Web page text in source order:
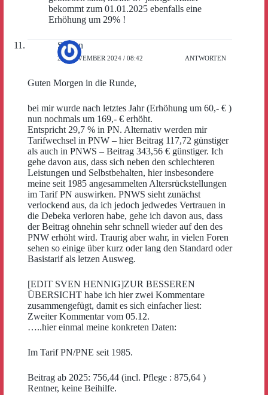
bekommt zum 01.01.2025 ebenfalls eine
Erhöhung um 29% !
Steven
21. NOVEMBER 2024 / 08:42 ANTWORTEN
Guten Morgen in die Runde,
bei mir wurde nach letztes Jahr (Erhöhung um 60,- € )
nun nochmals um 169,- € erhöht.
Entspricht 29,7 % in PN. Alternativ werden mir
Tarifwechsel in PNW – hier Beitrag 117,72 günstiger
als auch in PNWS – Beitrag 343,56 € günstiger. Ich
gehe davon aus, dass sich neben den schlechteren
Leistungen und Selbstbehalten, hier insbesondere
meine seit 1985 angesammelten Altersrückstellungen
im Tarif PN auswirken. PNWS sieht zunächst
verlockend aus, da ich jedoch jedwedes Vertrauen in
die Debeka verloren habe, gehe ich davon aus, dass
der Beitrag ohnehin sehr schnell wieder auf den des
PNW erhöht wird. Traurig aber wahr, in vielen Foren
sehen so einige über kurz oder lang den Standard oder
Basistarif als letzen Ausweg.
[EDIT SVEN HENNIG]ZUR BESSEREN
ÜBERSICHT habe ich hier zwei Kommentare
zusammengefügt, damit es sich einfacher liest:
Zweiter Kommentar vom 05.12.
…..hier einmal meine konkreten Daten:
Im Tarif PN/PNE seit 1985.
Beitrag ab 2025: 756,44 (incl. Pflege : 875,64 )
Rentner, keine Beihilfe.